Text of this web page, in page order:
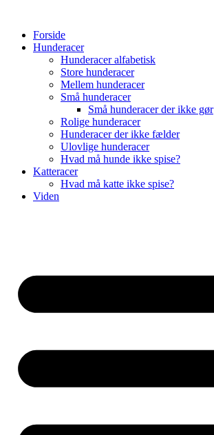
indholdForside
Hunderacer
Hunderacer alfabetisk
Store hunderacer
Mellem hunderacer
Små hunderacer
Små hunderacer der ikke gør
Rolige hunderacer
Hunderacer der ikke fælder
Ulovlige hunderacer
Hvad må hunde ikke spise?
Katteracer
Hvad må katte ikke spise?
Viden